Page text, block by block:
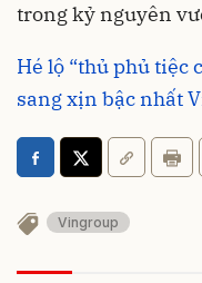
trong kỷ nguyên
Hé lộ “thủ phủ tiệc
sang xịn bậc nhất
Vingroup